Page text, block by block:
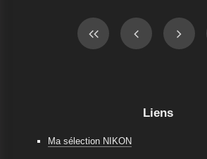
Liens
Ma sélection NIKON